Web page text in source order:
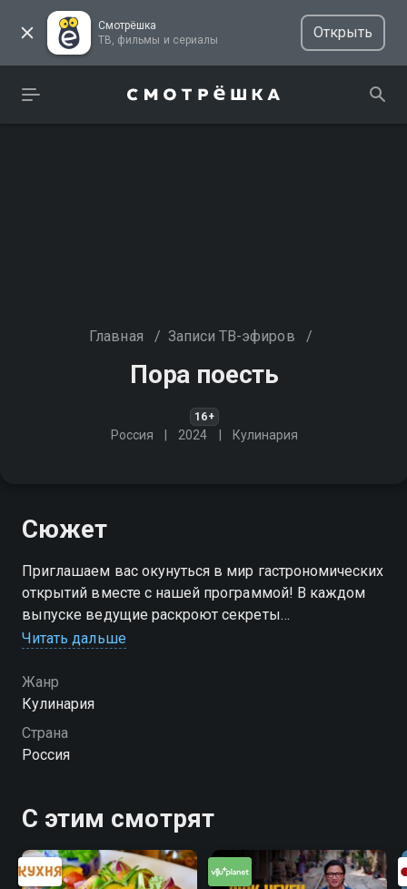
Смотрёшка
ТВ, фильмы и сериалы
Открыть
Главная / Записи ТВ-эфиров /
Пора поесть
16+
Россия 2024 Кулинария
Сюжет
Приглашаем вас окунуться в мир гастрономических
открытий вместе с нашей программой! В каждом
выпуске ведущие раскроют секреты
приготовления блюд разных кухонь мира и
повторить дома
Читать дальше
Жанр
Кулинария
Страна
Россия
С этим смотрят